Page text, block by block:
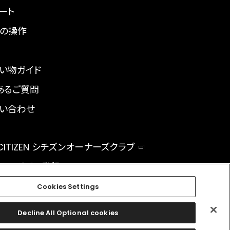
ト
操作
物ガイド
るご質問
合わせ
シチズンオーナーズクラブ
マガジン登録
facebookinstagramtwitter
Cookies Settings
Decline All Optional cookies